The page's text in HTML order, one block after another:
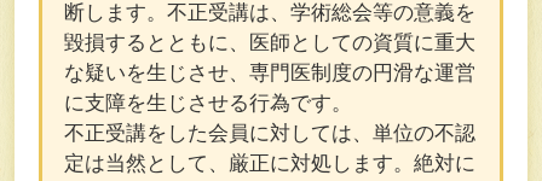
断します。不正受講は、学術総会等の意義を
毀損するとともに、医師としての資質に重大
な疑いを生じさせ、専門医制度の円滑な運営
に支障を生じさせる行為です。
不正受講をした会員に対しては、単位の不認
定は当然として、厳正に対処します。絶対に